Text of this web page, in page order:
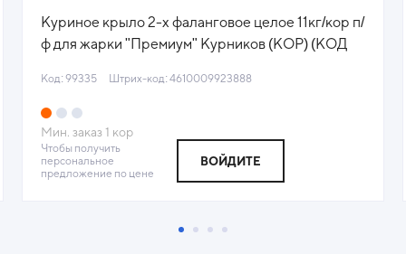
Куриное крыло 2-х фаланговое целое 11кг/кор п/
ф для жарки "Премиум" Курников (КОР) (КОД
Код: 99335 Штрих-код: 4610009923888
Мин. заказ 1 кор
Чтобы получить
персональное
предложение по цене
ВОЙДИТЕ